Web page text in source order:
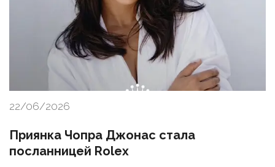
22/06/2026
Приянка Чопра Джонас стала
посланницей Rolex